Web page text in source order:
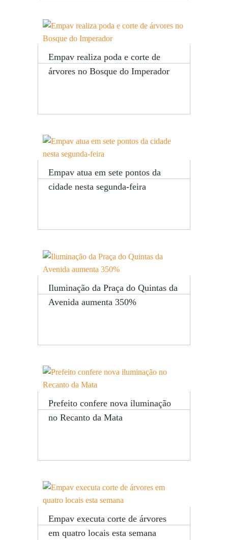
Empav realiza poda e corte de
árvores no Bosque do Imperador
Empav atua em sete pontos da
cidade nesta segunda-feira
Iluminação da Praça do Quintas da
Avenida aumenta 350%
Prefeito confere nova iluminação
no Recanto da Mata
Empav executa corte de árvores
em quatro locais esta semana